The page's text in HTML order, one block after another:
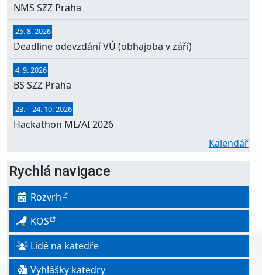
NMS SZZ Praha
Deadline odevzdání VÚ (obhajoba v září)
25. 8. 2026
BS SZZ Praha
4. 9. 2026
Hackathon ML/AI 2026
23.–24. 10. 2026
Kalendář
Rychlá navigace
Rozvrh
KOS
Lidé na katedře
Vyhlášky katedry